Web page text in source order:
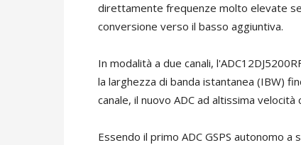
direttamente frequenze molto elevate
conversione verso il basso aggiuntiva.
In modalità a due canali,
la larghezza di banda istantanea (IBW)
canale, il nuovo ADC ad altissima
Essendo il primo ADC GSPS autonomo a